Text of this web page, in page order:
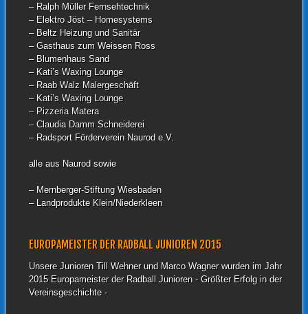
– Ralph Müller Fernsehtechnik
– Elektro Jöst – Homesystems
– Beltz Heizung und Sanitär
– Gasthaus zum Weissen Ross
– Blumenhaus Sand
– Kati’s Waxing Lounge
– Raab Walz Malergeschäft
– Kati’s Waxing Lounge
– Pizzeria Matera
– Claudia Damm Schneiderei
– Radsport Förderverein Naurod e.V.
alle aus Naurod sowie
– Mernberger-Stiftung Wiesbaden
– Landprodukte Klein/Niederkleen
EUROPAMEISTER DER RADBALL JUNIOREN 2015
Unsere Junioren Till Wehner und Marco Wagner wurden im Jahr
2015 Europameister der Radball Junioren - Größter Erfolg in der
Vereinsgeschichte -